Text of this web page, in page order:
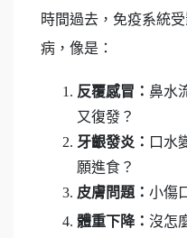
時間過去，免疫系統
病，像是：
反覆感冒： 鼻水
又復發？
牙齦發炎： 口水
願進食？
皮膚問題： 小傷
體重下降： 沒怎